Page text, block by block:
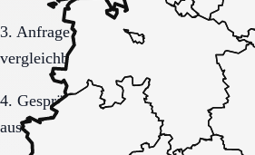
3. Anfrage sauber formulieren, damit
vergleichbar bleiben.
4. Gespräche und Besichtigungen
auswerten.